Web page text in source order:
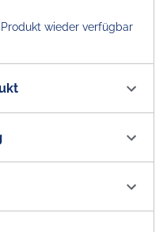
wieder verfügbar
- Australian Import
zu genießen.